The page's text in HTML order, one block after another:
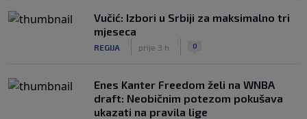
Vučić: Izbori u Srbiji za maksimalno tri
mjeseca
REGIJA prije 3 h 0
Enes Kanter Freedom želi na WNBA
draft: Neobičnim potezom pokušava
ukazati na pravila lige